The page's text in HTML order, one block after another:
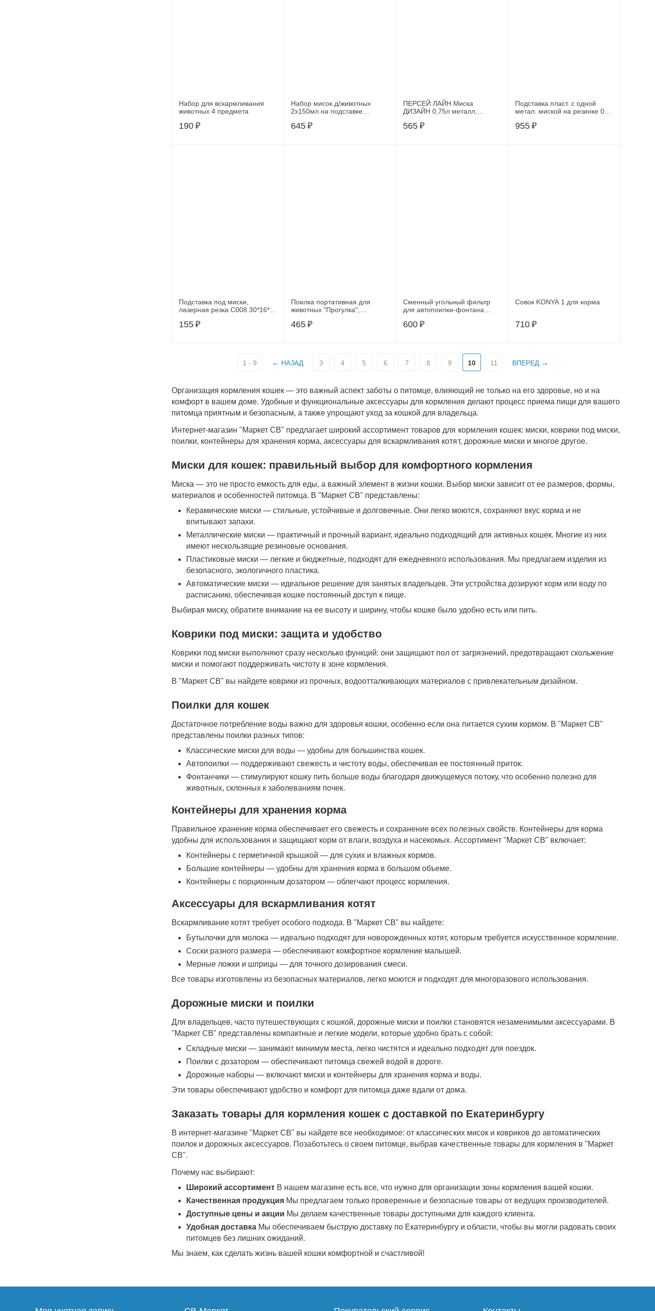
Организация кормления кошек — это важный аспект заботы о питомце, влияющий не только на его здоровье, но и на
комфорт в вашем доме. Удобные и функциональные аксессуары для кормления делают процесс приема пищи для вашего
питомца приятным и безопасным, а также упрощают уход за кошкой для владельца.
Интернет-магазин "Маркет СВ" предлагает широкий ассортимент товаров для кормления кошек: миски, коврики под миски,
поилки, контейнеры для хранения корма, аксессуары для вскармливания котят, дорожные миски и многое другое.
Миски для кошек: правильный выбор для комфортного кормления
Миска — это не просто емкость для еды, а важный элемент в жизни кошки. Выбор миски зависит от ее размеров, формы,
материалов и особенностей питомца. В "Маркет СВ" представлены:
Керамические миски — стильные, устойчивые и долговечные. Они легко моются, сохраняют вкус корма и не
впитывают запахи.
Металлические миски — практичный и прочный вариант, идеально подходящий для активных кошек. Многие из них
имеют нескользящие резиновые основания.
Пластиковые миски — легкие и бюджетные, подходят для ежедневного использования. Мы предлагаем изделия из
безопасного, экологичного пластика.
Автоматические миски — идеальное решение для занятых владельцев. Эти устройства дозируют корм или воду по
расписанию, обеспечивая кошке постоянный доступ к пище.
Выбирая миску, обратите внимание на ее высоту и ширину, чтобы кошке было удобно есть или пить.
Коврики под миски: защита и удобство
Коврики под миски выполняют сразу несколько функций: они защищают пол от загрязнений, предотвращают скольжение
миски и помогают поддерживать чистоту в зоне кормления.
В "Маркет СВ" вы найдете коврики из прочных, водоотталкивающих материалов с привлекательным дизайном.
Поилки для кошек
Достаточное потребление воды важно для здоровья кошки, особенно если она питается сухим кормом. В "Маркет СВ"
представлены поилки разных типов:
Классические миски для воды — удобны для большинства кошек.
Автопоилки — поддерживают свежесть и чистоту воды, обеспечивая ее постоянный приток.
Фонтанчики — стимулируют кошку пить больше воды благодаря движущемуся потоку, что особенно полезно для
животных, склонных к заболеваниям почек.
Контейнеры для хранения корма
Правильное хранение корма обеспечивает его свежесть и сохранение всех полезных свойств. Контейнеры для корма
удобны для использования и защищают корм от влаги, воздуха и насекомых. Ассортимент "Маркет СВ" включает:
Контейнеры с герметичной крышкой — для сухих и влажных кормов.
Большие контейнеры — удобны для хранения корма в большом объеме.
Контейнеры с порционным дозатором — облегчают процесс кормления.
Аксессуары для вскармливания котят
Вскармливание котят требует особого подхода. В "Маркет СВ" вы найдете:
Бутылочки для молока — идеально подходят для новорожденных котят, которым требуется искусственное кормление.
Соски разного размера — обеспечивают комфортное кормление малышей.
Мерные ложки и шприцы — для точного дозирования смеси.
Все товары изготовлены из безопасных материалов, легко моются и подходят для многоразового использования.
Дорожные миски и поилки
Для владельцев, часто путешествующих с кошкой, дорожные миски и поилки становятся незаменимыми аксессуарами. В
"Маркет СВ" представлены компактные и легкие модели, которые удобно брать с собой:
Складные миски — занимают минимум места, легко чистятся и идеально подходят для поездок.
Поилки с дозатором — обеспечивают питомца свежей водой в дороге.
Дорожные наборы — включают миски и контейнеры для хранения корма и воды.
Эти товары обеспечивают удобство и комфорт для питомца даже вдали от дома.
Заказать товары для кормления кошек с доставкой по Екатеринбургу
В интернет-магазине "Маркет СВ" вы найдете все необходимое: от классических мисок и ковриков до автоматических
поилок и дорожных аксессуаров. Позаботьтесь о своем питомце, выбрав качественные товары для кормления в "Маркет
СВ".
Почему нас выбирают:
Широкий ассортимент В нашем магазине есть все, что нужно для организации зоны кормления вашей кошки.
Качественная продукция Мы предлагаем только проверенные и безопасные товары от ведущих производителей.
Доступные цены и акции Мы делаем качественные товары доступными для каждого клиента.
Удобная доставка Мы обеспечиваем быструю доставку по Екатеринбургу и области, чтобы вы могли радовать своих
питомцев без лишних ожиданий.
Мы знаем, как сделать жизнь вашей кошки комфортной и счастливой!
Набор для вскармливания
животных 4 предмета
190 ₽
Набор мисок д/животных
2х150мл на подставке
645 ₽
ПЕРСЕЙ ЛАЙН Миска
ДИЗАЙН 0,75л металл,
565 ₽
Подставка пласт. с одной
метал. миской на резинке 0,9
955 ₽
Подставка под миски,
лазерная резка С008 30*16*6
155 ₽
Поилка портативная для
животных "Прогулка",
465 ₽
Сменный угольный фильтр
для автопоилки-фонтана
600 ₽
Совок KONYA 1 для корма
710 ₽
1 - 9 НАЗАД 3 4 5 6 7 8 9 10 11 ВПЕРЕД